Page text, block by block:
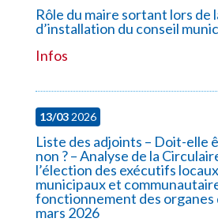
Rôle du maire sortant lors de
d’installation du conseil
Infos
13/032026
Liste des adjoints – Doit-elle
non ? – Analyse de la
l’élection des exécutifs
municipaux et
fonctionnement des organes
mars 2026